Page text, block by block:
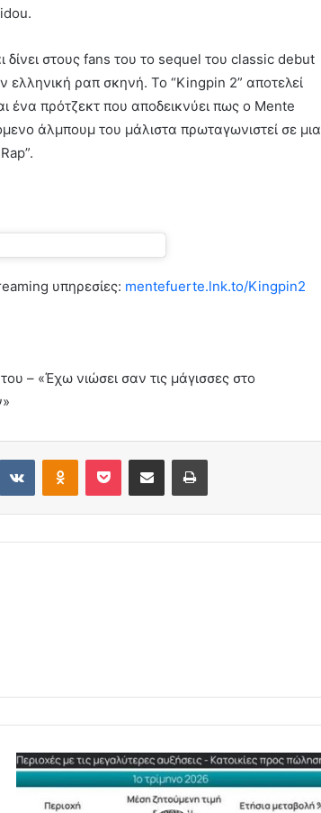
δίνει στους fans του το sequel του classic debut
ραπ σκηνή. Το “Kingpin 2” αποτελεί
ένα πρότζεκτ που αποδεικνύει πως ο Mente
άλμπουμ του μάλιστα πρωταγωνιστεί σε μια
υπηρεσίες: mentefuerte.lnk.to/Kingpin2
– «Έχω νιώσει σαν τις μάγισσες στο
VKontakteOdnoklassniki
Pocket Share via Email Print